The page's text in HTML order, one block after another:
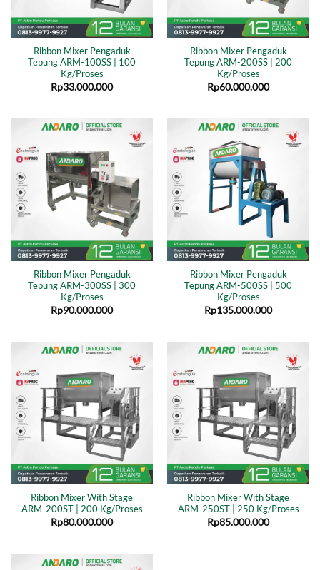
Ribbon Mixer Pengaduk
Tepung ARM-100SS | 100
Kg/Proses
Rp33.000.000
Ribbon Mixer Pengaduk
Tepung ARM-200SS | 200
Kg/Proses
Rp60.000.000
Ribbon Mixer Pengaduk
Tepung ARM-300SS | 300
Kg/Proses
Rp90.000.000
Ribbon Mixer Pengaduk
Tepung ARM-500SS | 500
Kg/Proses
Rp135.000.000
Ribbon Mixer With Stage
ARM-200ST | 200 Kg/Proses
Rp80.000.000
Ribbon Mixer With Stage
ARM-250ST | 250 Kg/Proses
Rp85.000.000